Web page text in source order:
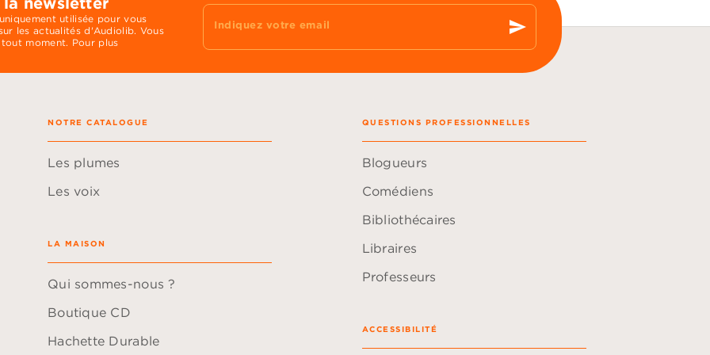
utilisée pour vous
les actualités d'Audiolib. Vous
moment. Pour plus
Indiquez votre email send
NOTRE CATALOGUE
Les plumes
Les voix
LA MAISON
Qui sommes-nous ?
Boutique CD
Hachette Durable
QUESTIONS PROFESSIONNELLES
Blogueurs
Comédiens
Bibliothécaires
Libraires
Professeurs
ACCESSIBILITÉ